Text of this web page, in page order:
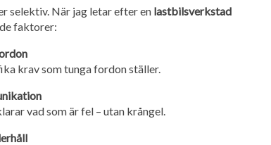
selektiv. När jag letar efter en lastbilsverkstad
faktorer:
krav som tunga fordon ställer.
vad som är fel – utan krångel.